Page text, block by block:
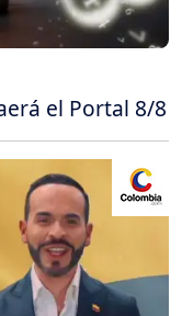
el Portal 8/8